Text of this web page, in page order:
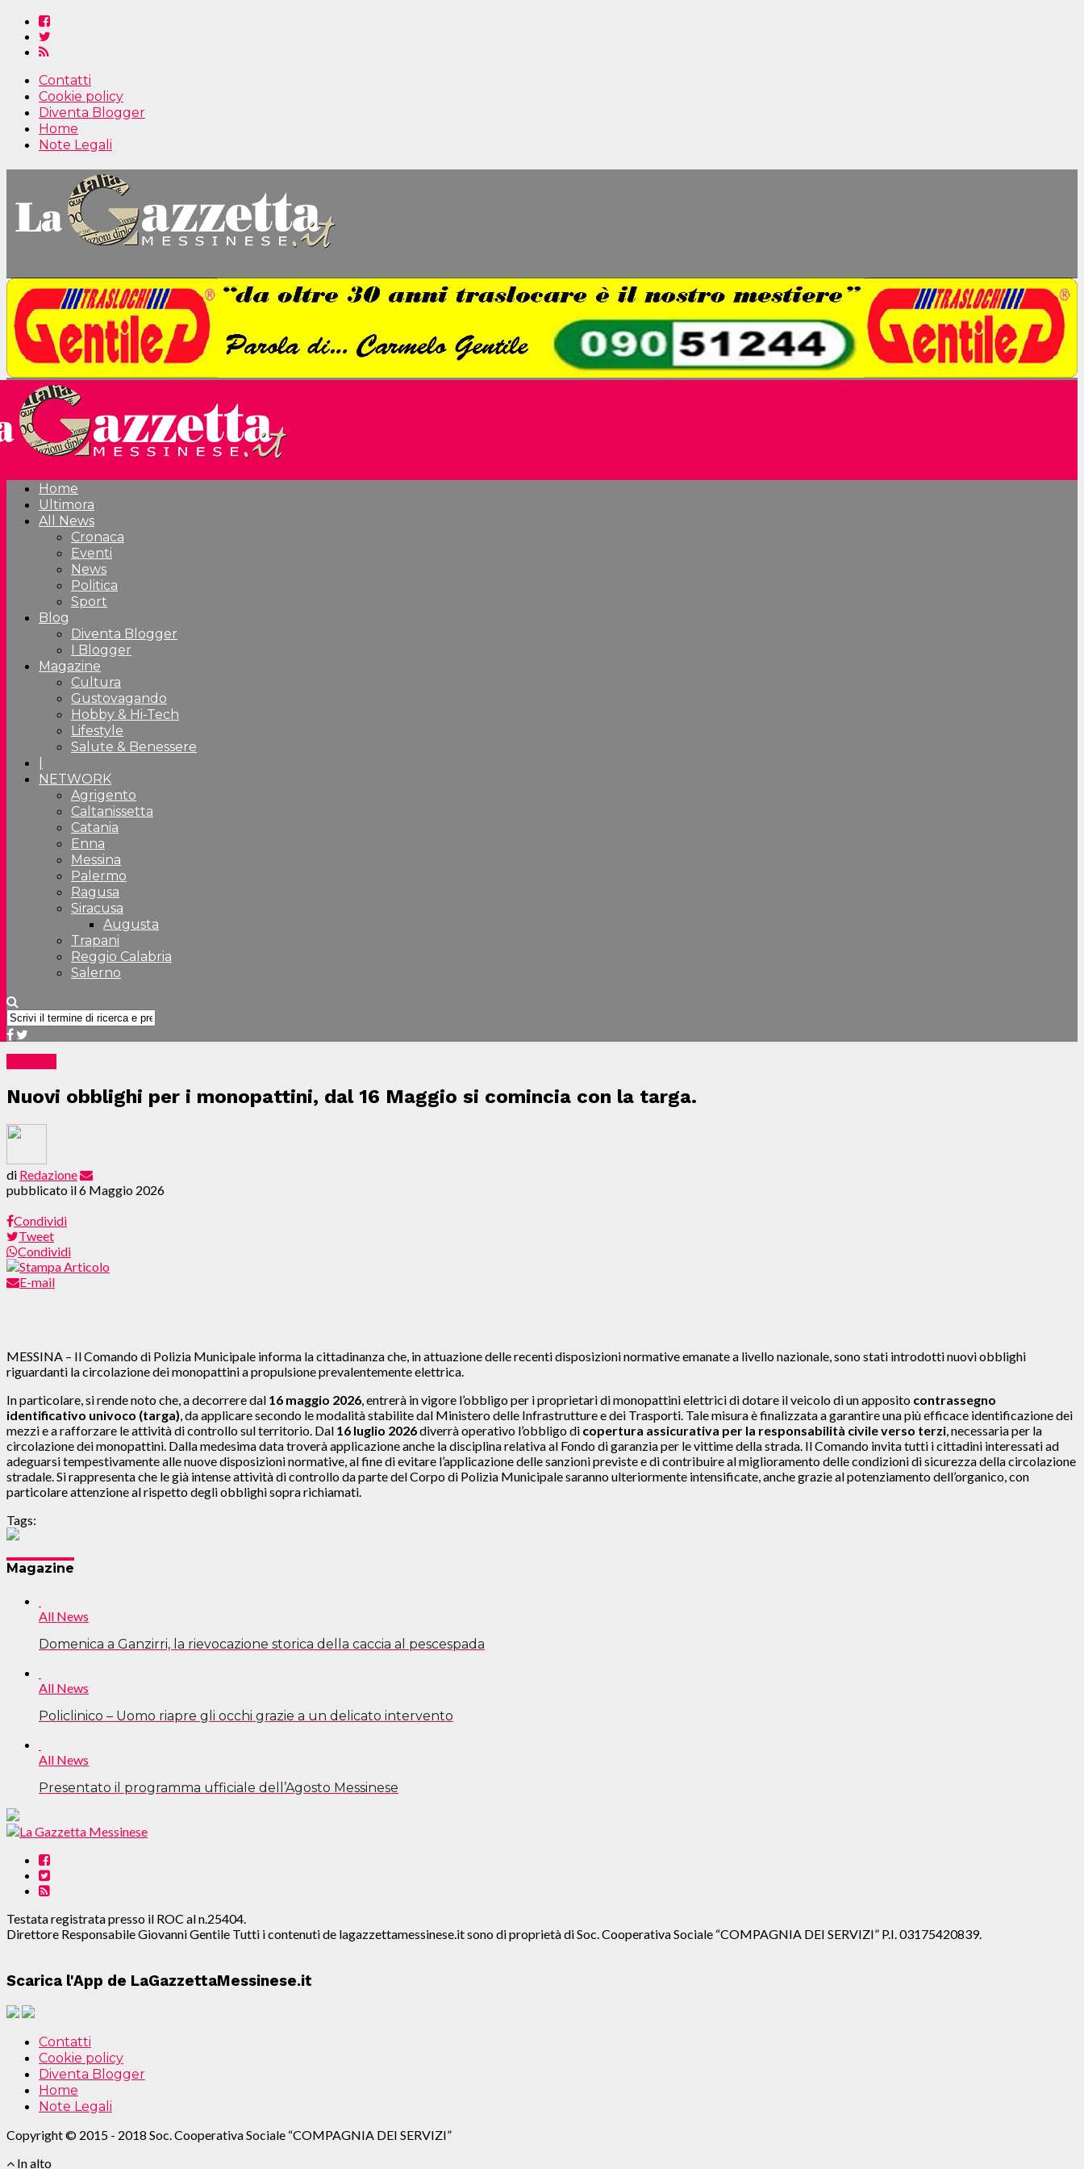
Contatti
Cookie policy
Diventa Blogger
Home
Note Legali
Home
Ultimora
All News
Cronaca
Eventi
News
Politica
Sport
Blog
Diventa Blogger
I Blogger
Magazine
Cultura
Gustovagando
Hobby & Hi-Tech
Lifestyle
Salute & Benessere
NETWORK
Agrigento
Caltanissetta
Catania
Enna
Messina
Palermo
Ragusa
Siracusa
Augusta
Trapani
Reggio Calabria
Salerno
Nuovi obblighi per i monopattini, dal 16 Maggio si comincia con la targa.
di Redazione
pubblicato il6 Maggio 2026
Condividi
Tweet
Condividi
E-mail
MESSINA – Il Comando di Polizia Municipale informa la cittadinanza che, in attuazione delle recenti disposizioni normative emanate a livello nazionale, sono stati introdotti nuovi obblighi
riguardanti la circolazione dei monopattini a propulsione prevalentemente elettrica.
In particolare, si rende noto che, a decorrere dal 16 maggio 2026, entrerà in vigore l’obbligo per i proprietari di monopattini elettrici di dotare il veicolo di un apposito contrassegno
identificativo univoco (targa), da applicare secondo le modalità stabilite dal Ministero delle Infrastrutture e dei Trasporti. Tale misura è finalizzata a garantire una più efficace identificazione dei
mezzi e a rafforzare le attività di controllo sul territorio. Dal 16 luglio 2026diverrà operativo l’obbligo di copertura assicurativa per la responsabilità civile verso terzi, necessaria per la
circolazione dei monopattini. Dalla medesima data troverà applicazione anche la disciplina relativa al Fondo di garanzia per le vittime della strada. Il Comando invita tutti i cittadini interessati ad
adeguarsi tempestivamente alle nuove disposizioni normative, al fine di evitare l’applicazione delle sanzioni previste e di contribuire al miglioramento delle condizioni di sicurezza della circolazione
stradale. Si rappresenta che le già intense attività di controllo da parte del Corpo di Polizia Municipale saranno ulteriormente intensificate, anche grazie al potenziamento dell’organico, con
particolare attenzione al rispetto degli obblighi sopra richiamati.
Tags:
Navigazione
articoli
Magazine
All News
Domenica a Ganzirri, la rievocazione storica della caccia al pescespada
All News
Policlinico – Uomo riapre gli occhi grazie a un delicato intervento
All News
Presentato il programma ufficiale dell’Agosto Messinese
Testata registrata presso il ROC al n.25404.
Direttore Responsabile Giovanni Gentile Tutti i contenuti de lagazzettamessinese.it sono di proprietà di Soc. Cooperativa Sociale “COMPAGNIA DEI SERVIZI” P.I. 03175420839.
Scarica l'App de LaGazzettaMessinese.it
Contatti
Cookie policy
Diventa Blogger
Home
Note Legali
Copyright © 2015 - 2018 Soc. Cooperativa Sociale “COMPAGNIA DEI SERVIZI”
In alto